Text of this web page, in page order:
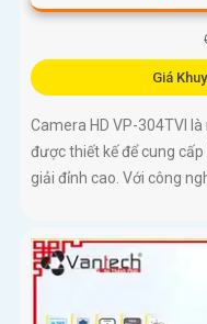
Giá
Camera HD VP-304TVI
được thiết kế để cung
giải đỉnh cao. Với công